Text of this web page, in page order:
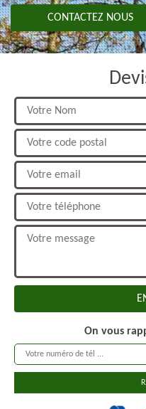
CONTACTEZ NOUS
On vous